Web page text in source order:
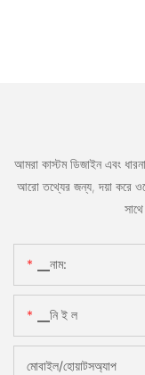
আমরা কাস্টম ডিজাইন এবং
আরো তথ্যের জন্য, দয়া করে
▁নাম:
▁নি ই ল
মোবাইল/হোয়াটসঅ্যাপ